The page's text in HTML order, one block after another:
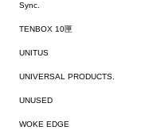
Sync.
TENBOX 10匣
UNITUS
UNIVERSAL PRODUCTS.
UNUSED
WOKE EDGE